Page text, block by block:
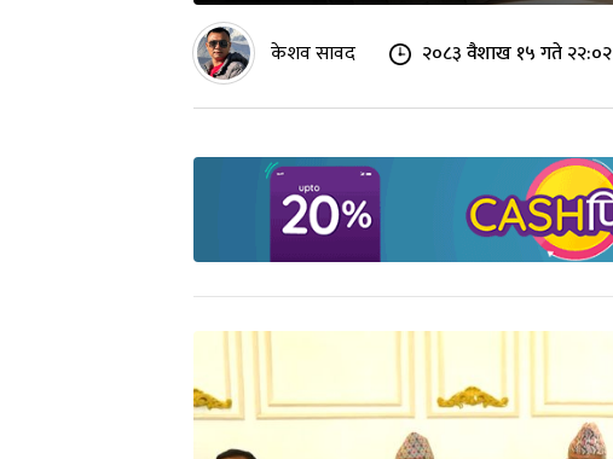
केशव सावद २०८३ वैशाख १५ गते २२:०२